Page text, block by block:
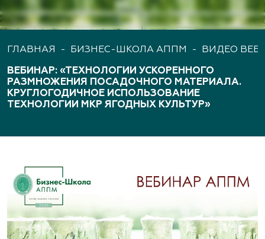
ГЛАВНАЯ - БИЗНЕС-ШКОЛА АППМ - ВИДЕО
ВЕБИНАР: «ТЕХНОЛОГИИ УСКОРЕННОГО
РАЗМНОЖЕНИЯ ПОСАДОЧНОГО МАТЕРИАЛА.
КРУГЛОГОДИЧНОЕ ИСПОЛЬЗОВАНИЕ
ТЕХНОЛОГИИ МКР ЯГОДНЫХ КУЛЬТУР»